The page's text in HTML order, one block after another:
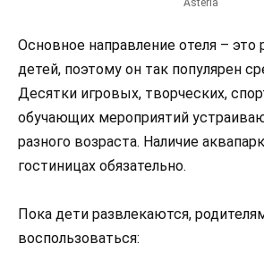
Основное направление отеля – это
детей, поэтому он так популярен
Десятки игровых, творческих,
обучающих мероприятий
разного возраста. Наличие
гостиницах обязательно.
Пока дети развлекаются,
воспользоваться: